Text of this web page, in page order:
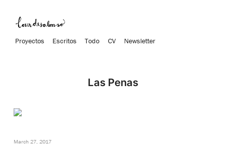
Proyectos Escritos Todo CV Newsletter
Las Penas
March 27, 2017